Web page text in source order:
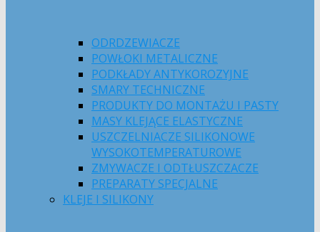
ODRDZEWIACZE
POWŁOKI METALICZNE
PODKŁADY ANTYKOROZYJNE
SMARY TECHNICZNE
PRODUKTY DO MONTAŻU I PASTY
MASY KLEJĄCE ELASTYCZNE
USZCZELNIACZE SILIKONOWE
WYSOKOTEMPERATUROWE
ZMYWACZE I ODTŁUSZCZACZE
PREPARATY SPECJALNE
KLEJE I SILIKONY